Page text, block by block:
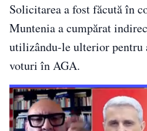
Solicitarea a fost făcută în
Muntenia a cumpărat
utilizându-le ulterior pentru
voturi în AGA.